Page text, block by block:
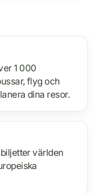
1 000
flyg och
dina resor.
världen